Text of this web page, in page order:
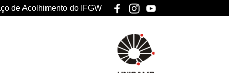
de Acolhimento do IFGW